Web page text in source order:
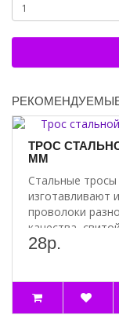
ТРОС
ММ
Стальные тросы
изготавливают
проволоки
качества,
спирали.
28р.